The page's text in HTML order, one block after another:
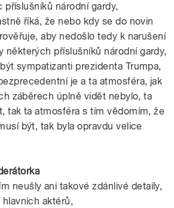
příslušníků národní gardy,
říká, že nebo kdy se do novin
aby nedošlo tedy k narušení
některých příslušníků národní gardy,
sympatizanti prezidenta Trumpa,
je a ta atmosféra, jak
záběrech úplně vidět nebylo, ta
tak ta atmosféra s tím vědomím, že
být, tak byla opravdu velice
neušly ani takové zdánlivé detaily,
aktérů,